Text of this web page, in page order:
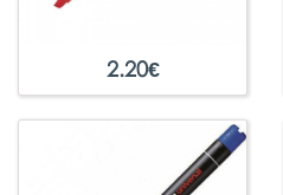
2.20€